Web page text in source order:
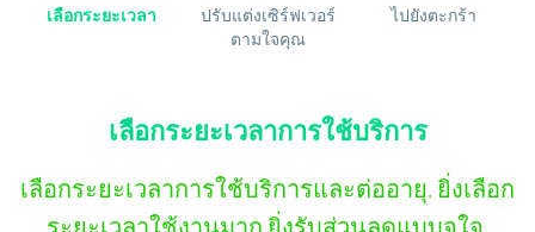
เลือกระยะเวลา
ปรับแต่งเซิร์ฟเวอร์
ตามใจคุณ
ไปยังตะกร้า
เลือกระยะเวลาการใช้บริการ
เลือกระยะเวลาการใช้บริการและต่ออายุ. ยิ่งเลือก